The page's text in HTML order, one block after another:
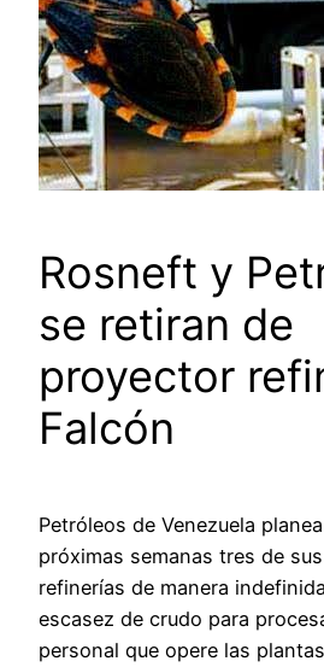
Rosneft y
se retiran de
proyector
Falcón
Petróleos de Venezuela
próximas semanas tres de
refinerías de manera
escasez de crudo para
personal que opere las